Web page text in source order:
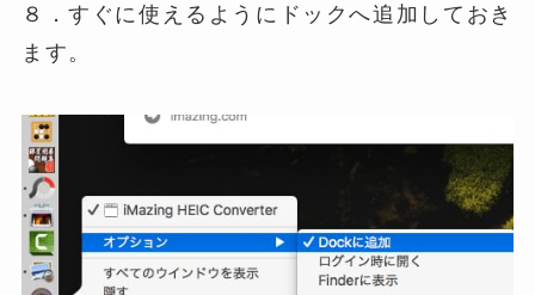
８．すぐに使えるようにドックへ追加しておき
ます。